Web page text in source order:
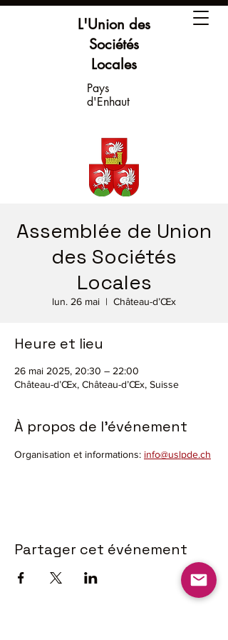
L'Union des
Sociétés
Locales
Pays
d'Enhaut
Assemblée de Union
des Sociétés
Locales
lun. 26 mai
  |
Château-d’Œx
Heure et lieu
26 mai 2025, 20:30 – 22:00
Château-d’Œx, Château-d’Œx, Suisse
À propos de l'événement
Organisation et informations: info@uslpde.ch
Partager cet événement